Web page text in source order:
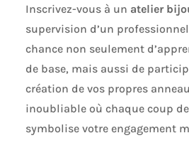
Inscrivez-vous à un atelier
supervision d’un
chance non seulement
de base, mais aussi de
création de vos propres
inoubliable où chaque coup
symbolise votre engagement